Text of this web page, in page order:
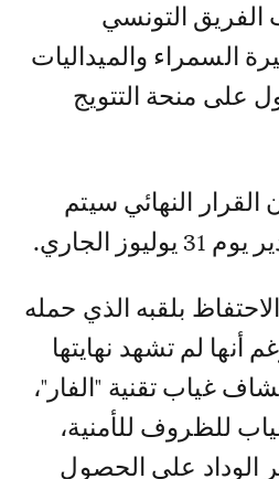
الفريق التونسي
السمراء والميداليات
على منحة التتويج
النهائي سيتم
الجاري.
بلقبه الذي حمله
أنها لم تشهد نهايتها
غياب تقنية "الفار"،
للظروف للأمنية،
الوداد على الحصول